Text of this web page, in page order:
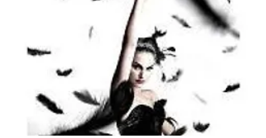
는다. 그런데 이 욕망을 동물적이라고 무시할 경우, 사태가 심각해진다. 감정 폭
발이 다른 사람에게 퍼부어질 수 있다. 만일 화살이 자신에게 날아올 경우 엄청
난 힘으로 그 자신을 파괴할 수도 있다. 그러나 우리 내면에는 이와 상반되는 밝
은 면도..